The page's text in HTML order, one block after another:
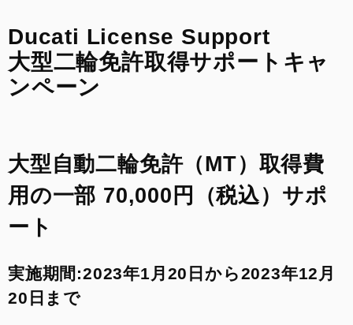
来店予約
FACEBOOK
整備予約
Ducati License Support
大型二輪免許取得サポートキャ
ンペーン
大型自動二輪免許（MT）取得費
用の一部 70,000円（税込）サポ
ート
実施期間:2023年1月20日から2023年12月
20日まで